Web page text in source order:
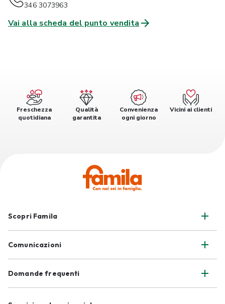
346 3073963
Vai alla scheda del punto vendita
Freschezza
quotidiana
Qualità
garantita
Convenienza
ogni giorno
Vicini ai clienti
Scopri Famila
Comunicazioni
Domande frequenti